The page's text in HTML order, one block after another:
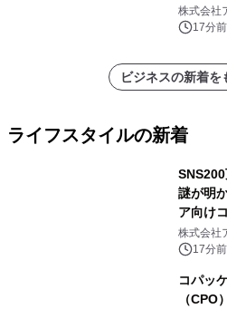
誕生
株式会社
17分前
ビジネスの新着を
ライフスタイルの新着
謎が明
ア向け
誕生
株式会社
17分前
コパッ
（